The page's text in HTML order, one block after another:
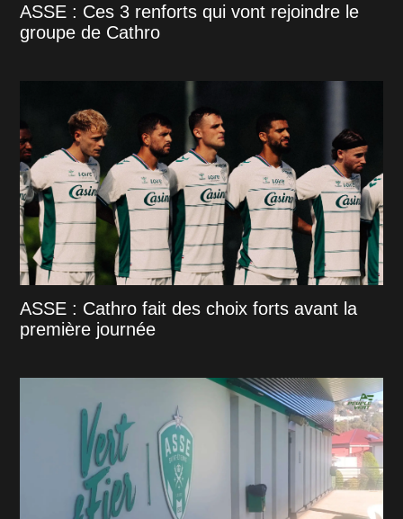
ASSE : Ces 3 renforts qui vont rejoindre le
groupe de Cathro
ASSE : Cathro fait des choix forts avant la
première journée